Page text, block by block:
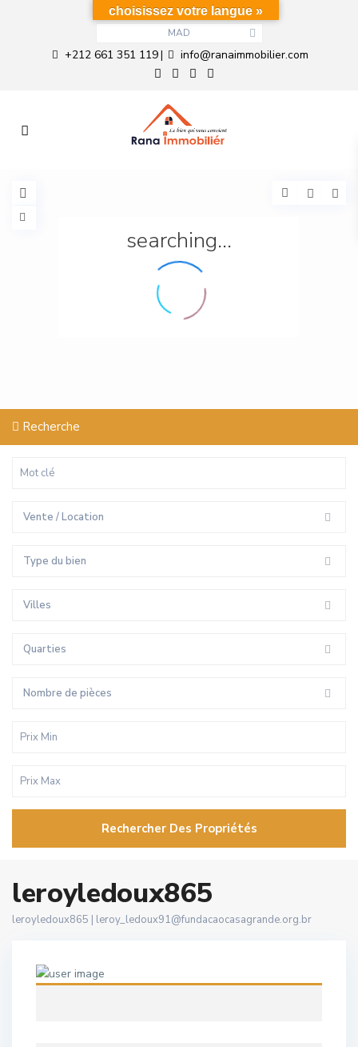
MAD
+212 661 351 119| info@ranaimmobilier.com
searching...
Recherche
Vente / Location
Type du bien
Villes
Quarties
Nombre de pièces
Rechercher Des Propriétés
leroyledoux865
leroyledoux865 | leroy_ledoux91@fundacaocasagrande.org.br
choisissez votre langue »